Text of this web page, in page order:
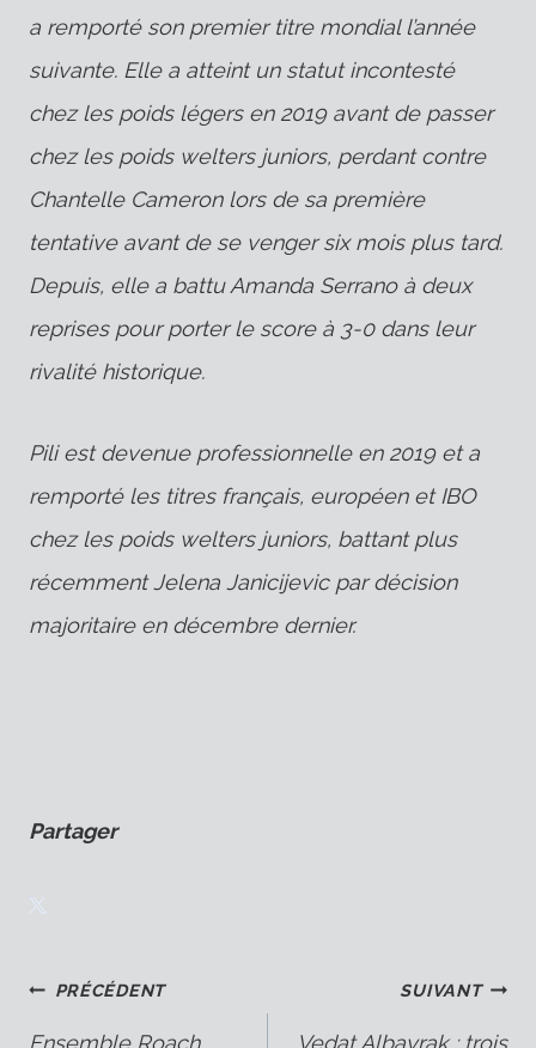
a remporté son premier titre mondial l’année
suivante. Elle a atteint un statut incontesté
chez les poids légers en 2019 avant de passer
chez les poids welters juniors, perdant contre
Chantelle Cameron lors de sa première
tentative avant de se venger six mois plus tard.
Depuis, elle a battu Amanda Serrano à deux
reprises pour porter le score à 3-0 dans leur
rivalité historique.
Pili est devenue professionnelle en 2019 et a
remporté les titres français, européen et IBO
chez les poids welters juniors, battant plus
récemment Jelena Janicijevic par décision
majoritaire en décembre dernier.
Partager
Navigation
PRÉCÉDENT
Ensemble Roach
SUIVANT
Vedat Albayrak : trois